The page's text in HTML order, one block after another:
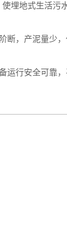
地式生活污水
，产泥量少，
行安全可靠，